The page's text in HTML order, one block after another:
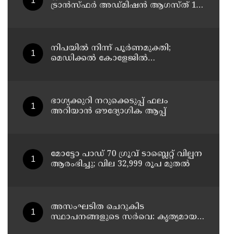
ട്രാൻസ്ഫർ അഡ്മിഷൻ ആഗസ്ത് 10,
നിപയിൽ നിന്ന് പൂർണമുക്തി;
മെഡിക്കൽ കോളേജിൽ
ഭാഗ്യക്കുറി നറുക്കെടുപ്പ് ഫലം
അറിയാൻ ഔദ്യോഗിക ആപ്പ്
മോട്ടോ പാഡ് 70 ഗ്രൂവ് ടാബ്ലെറ്റ് വില്പന
ആരംഭിച്ചു; വില 32,999 രൂപ മുതൽ
അസംഘടിത ചെറുകിട
സ്ഥാപനങ്ങളുടെ സർവെ: കൃത്യമായ